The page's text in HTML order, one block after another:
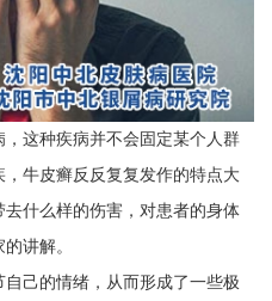
这种疾病并不会固定某个人群
牛皮癣反反复复发作的特点大
什么样的伤害，对患者的身体
讲解。
己的情绪，从而形成了一些极